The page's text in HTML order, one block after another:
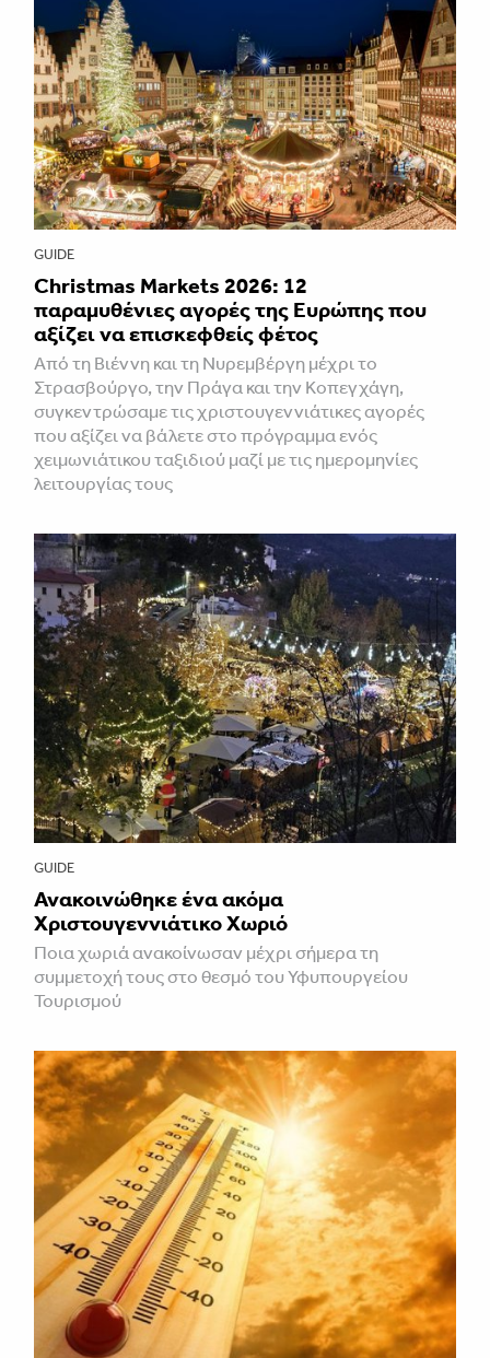
GUIDE
Christmas Markets 2026: 12
παραμυθένιες αγορές της Ευρώπης που
αξίζει να επισκεφθείς φέτος
Από τη Βιέννη και τη Νυρεμβέργη μέχρι το
Στρασβούργο, την Πράγα και την Κοπεγχάγη,
συγκεντρώσαμε τις χριστουγεννιάτικες αγορές
που αξίζει να βάλετε στο πρόγραμμα ενός
χειμωνιάτικου ταξιδιού μαζί με τις ημερομηνίες
λειτουργίας τους
GUIDE
Ανακοινώθηκε ένα ακόμα
Χριστουγεννιάτικο Χωριό
Ποια χωριά ανακοίνωσαν μέχρι σήμερα τη
συμμετοχή τους στο θεσμό του Υφυπουργείου
Τουρισμού